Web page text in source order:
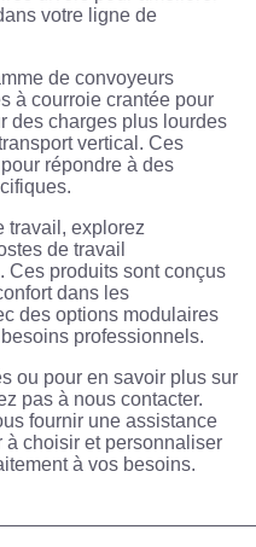
votre ligne de
de convoyeurs
à courroie crantée pour
des charges plus lourdes
vertical. Ces
répondre à des
travail, explorez
de travail
Ces produits sont conçus
dans les
des options modulaires
professionnels.
ou pour en savoir plus sur
pas à nous contacter.
fournir une assistance
choisir et personnaliser
à vos besoins.